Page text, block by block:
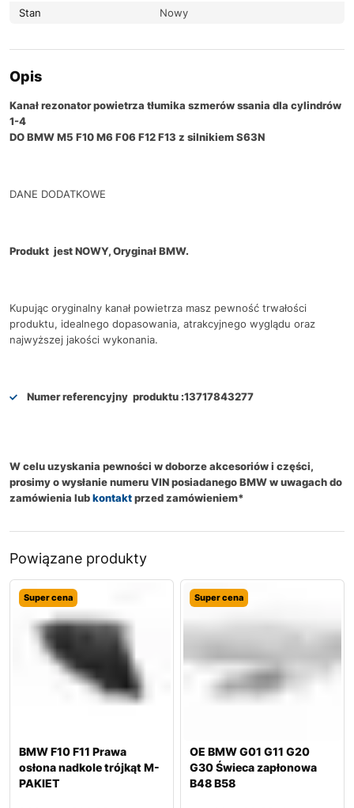
Stan
Nowy
Opis
Kanał rezonator powietrza tłumika szmerów ssania dla cylindrów
1-4
DO BMW M5 F10 M6 F06 F12 F13 z silnikiem S63N
DANE DODATKOWE
Produkt jest NOWY, Oryginał BMW.
Kupując oryginalny kanał powietrza masz pewność trwałości
produktu, idealnego dopasowania, atrakcyjnego wyglądu oraz
najwyższej jakości wykonania.
Numer referencyjny produktu :13717843277
W celu uzyskania pewności w doborze akcesoriów i części,
prosimy o wysłanie numeru VIN posiadanego BMW w uwagach do
zamówienia lubkontaktprzed zamówieniem*
Powiązane produkty
Super cena
BMW F10 F11 Prawa
osłona nadkole trójkąt M-
PAKIET
Super cena
OE BMW G01 G11 G20
G30 Świeca zapłonowa
B48 B58